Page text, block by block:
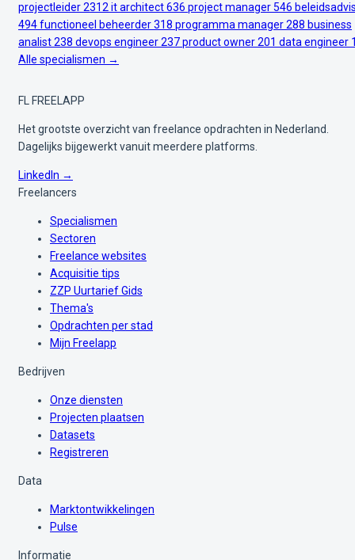
projectleider2312 it architect636 project manager546
494functioneel beheerder318 programma manager288 business
analist238 devops engineer237product owner201 data engineer
Alle specialismen →
FL FREELAPP
Het grootste overzicht van freelance opdrachten in Nederland.
Dagelijks bijgewerkt vanuit meerdere platforms.
LinkedIn →
Freelancers
Specialismen
Sectoren
Freelance websites
Acquisitie tips
ZZP Uurtarief Gids
Thema's
Opdrachten per stad
Mijn Freelapp
Bedrijven
Onze diensten
Projecten plaatsen
Datasets
Registreren
Data
Marktontwikkelingen
Pulse
Informatie